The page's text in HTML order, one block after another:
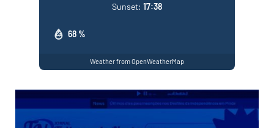
68 %
Sunset: 17:38
Weather from OpenWeatherMap